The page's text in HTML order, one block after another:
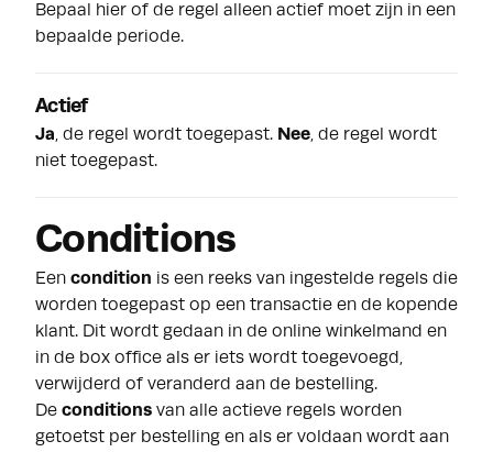
Bepaal hier of de regel alleen actief moet zijn in een
bepaalde periode.
Actief
Ja, de regel wordt toegepast. Nee, de regel wordt
niet toegepast.
Conditions
Een condition is een reeks van ingestelde regels die
worden toegepast op een transactie en de kopende
klant. Dit wordt gedaan in de online winkelmand en
in de box office als er iets wordt toegevoegd,
verwijderd of veranderd aan de bestelling.
De conditions van alle actieve regels worden
getoetst per bestelling en als er voldaan wordt aan